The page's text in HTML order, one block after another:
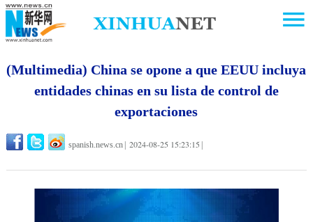
(Multimedia) China se opone a que EEUU incluya
entidades chinas en su lista de control de
exportaciones
spanish.news.cn 2024-08-25 15:23:15